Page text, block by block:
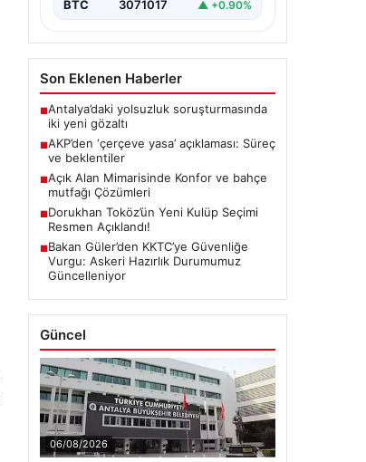
BTC 3071017 ▲ +0.90%
Son Eklenen Haberler
■Antalya’daki yolsuzluk soruşturmasında
iki yeni gözaltı
■AKP’den ‘çerçeve yasa’ açıklaması: Süreç
ve beklentiler
■Açık Alan Mimarisinde Konfor ve bahçe
mutfağı Çözümleri
■Dorukhan Toköz’ün Yeni Kulüp Seçimi
Resmen Açıklandı!
■Bakan Güler’den KKTC’ye Güvenliğe
Vurgu: Askeri Hazırlık Durumumuz
Güncelleniyor
Güncel
06/08/2026